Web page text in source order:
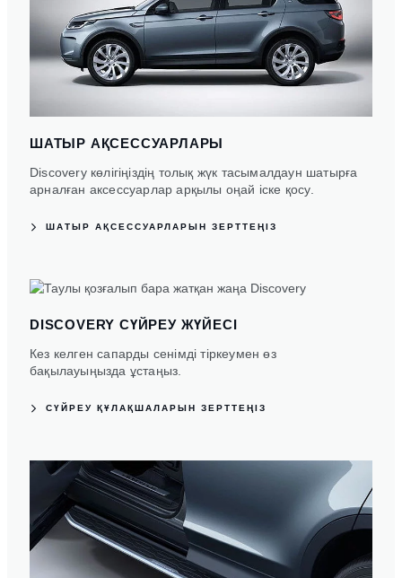
ШАТЫР АҚСЕССУАРЛАРЫ
Discovery көлігіңіздің толық жүк тасымалдаун шатырға
арналған аксессуарлар арқылы оңай іске қосу.
ШАТЫР АҚСЕССУАРЛАРЫН ЗЕРТТЕҢІЗ
DISCOVERY СҮЙРЕУ ЖҮЙЕСІ
Кез келген сапарды сенімді тіркеумен өз
бақылауыңызда ұстаңыз.
СҮЙРЕУ ҚҰЛАҚШАЛАРЫН ЗЕРТТЕҢІЗ